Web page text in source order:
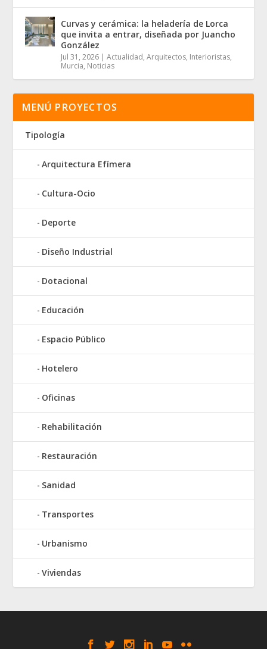
Curvas y cerámica: la heladería de Lorca
que invita a entrar, diseñada por Juancho
González
Jul 31, 2026 |Actualidad,Arquitectos, Interioristas,
Murcia, Noticias
MENÚ PROYECTOS
Tipología
Arquitectura Efímera
Cultura-Ocio
Deporte
Diseño Industrial
Dotacional
Educación
Espacio Público
Hotelero
Oficinas
Rehabilitación
Restauración
Sanidad
Transportes
Urbanismo
Viviendas